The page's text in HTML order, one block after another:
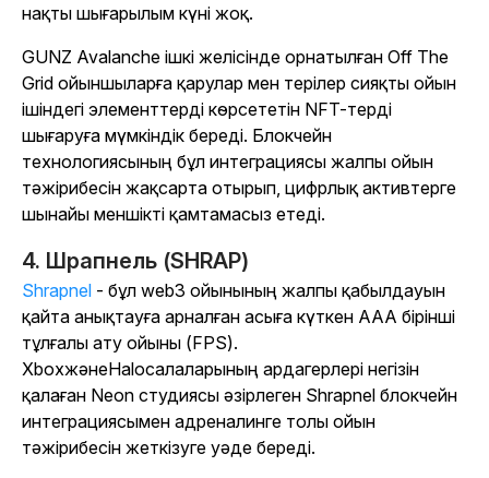
нақты шығарылым күні жоқ.
GUNZ Avalanche ішкі желісінде орнатылған Off The
Grid ойыншыларға қарулар мен терілер сияқты ойын
ішіндегі элементтерді көрсететін NFT-терді
шығаруға мүмкіндік береді. Блокчейн
технологиясының бұл интеграциясы жалпы ойын
тәжірибесін жақсарта отырып, цифрлық активтерге
шынайы меншікті қамтамасыз етеді.
4. Шрапнель (SHRAP)
Shrapnel - бұл web3 ойынының жалпы қабылдауын
қайта анықтауға арналған асыға күткен AAA бірінші
тұлғалы ату ойыны (FPS).
XboxжәнеHaloсалаларының ардагерлері негізін
қалаған Neon студиясы әзірлеген Shrapnel блокчейн
интеграциясымен адреналинге толы ойын
тәжірибесін жеткізуге уәде береді.